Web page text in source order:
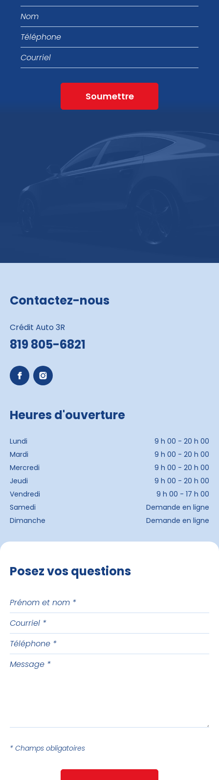
Nom
Téléphone
Courriel
Soumettre
Contactez-nous
Crédit Auto 3R
819 805-6821
Heures d'ouverture
Lundi
9 h 00 - 20 h 00
Mardi
9 h 00 - 20 h 00
Mercredi
9 h 00 - 20 h 00
Jeudi
9 h 00 - 20 h 00
Vendredi
9 h 00 - 17 h 00
Samedi
Demande en ligne
Dimanche
Demande en ligne
Posez vos questions
Prénom
nom
Courriel
Téléphone
Message
* Champs obligatoires